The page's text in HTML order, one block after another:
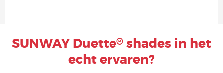
SUNWAY Duette® shades in het
echt ervaren?